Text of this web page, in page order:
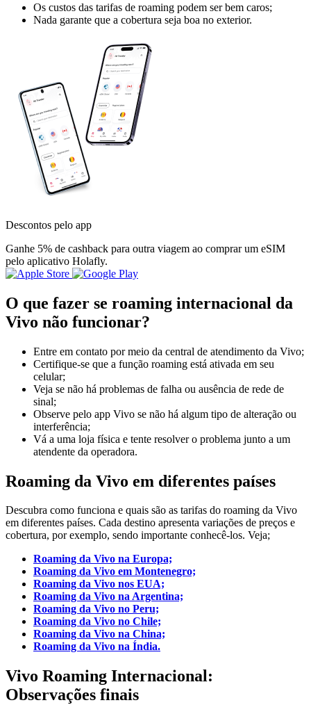
Os custos das tarifas de roaming podem ser bem caros;
Nada garante que a cobertura seja boa no exterior.
Descontos pelo app
Ganhe 5% de cashback para outra viagem ao comprar um eSIM
pelo aplicativo Holafly.
O que fazer se roaming internacional da
Vivo não funcionar?
Entre em contato por meio da central de atendimento da Vivo;
Certifique-se que a função roaming está ativada em seu
celular;
Veja se não há problemas de falha ou ausência de rede de
sinal;
Observe pelo app Vivo se não há algum tipo de alteração ou
interferência;
Vá a uma loja física e tente resolver o problema junto a um
atendente da operadora.
Roaming da Vivo em diferentes países
Descubra como funciona e quais são as tarifas do roaming da Vivo
em diferentes países. Cada destino apresenta variações de preços e
cobertura, por exemplo, sendo importante conhecê-los. Veja;
Roaming da Vivo na Europa;
Roaming da Vivo em Montenegro;
Roaming da Vivo nos EUA;
Roaming da Vivo na Argentina;
Roaming da Vivo no Peru;
Roaming da Vivo no Chile;
Roaming da Vivo na China;
Roaming da Vivo na Índia.
Vivo Roaming Internacional:
Observações finais